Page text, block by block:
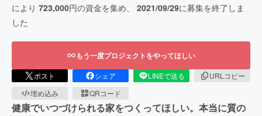
により 723,000円の資金を集め、 2021/09/29に募集を終了しま
した
もう一度プロジェクトをやってほしい
ポスト シェア LINEで送る
URLコピー
埋め込み
QRコード
健康でいつづけられる家をつくってほしい。本当に質の